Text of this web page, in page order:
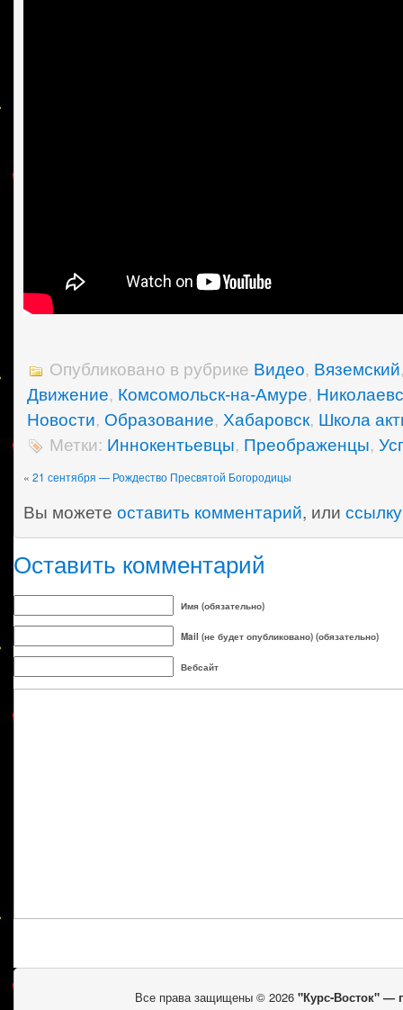
Опубликовано в рубрике Видео, Вяземский
Движение, Комсомольск-на-Амуре,
Новости, Образование, Хабаровск, Школа
Метки: Иннокентьевцы, Преображенцы,
« 21 сентября — Рождество Пресвятой Богородицы
Вы можете оставить комментарий, или ссылку
Оставить комментарий
Имя (обязательно)
Mail (не будет опубликовано) (обязательно)
Вебсайт
Все права защищены © 2026 "Курс-Восток" —